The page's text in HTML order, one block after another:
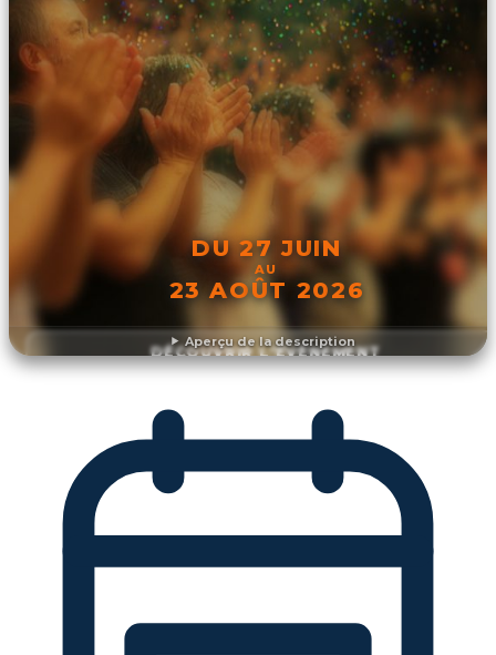
Aperçu de la description
DU 27 JUIN
AU
23 AOÛT 2026
DÉCOUVRIR L'ÉVÉNEMENT